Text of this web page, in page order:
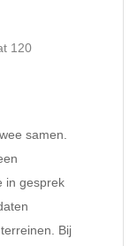
120
samen.
in gesprek
Bij